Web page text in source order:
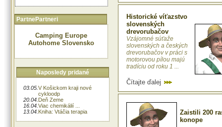
PartnePartneri
Camping Europe
Autohome Slovensko
Naposledy pridané
03.05. V Košickom kraji nové
cykloodp
20.04. Deň Zeme
16.04. Viac chemikálií ...
13.04. Kniha: Vtáčia terapia
Historické víťazstvo
slovenských
drevorubačov
Vzájomné súťaže
slovenských a českých
drevorubačov v práci s
motorovou pílou majú
tradíciu od roku 1 ...
Čítajte ďalej
Zaistili 200
konope